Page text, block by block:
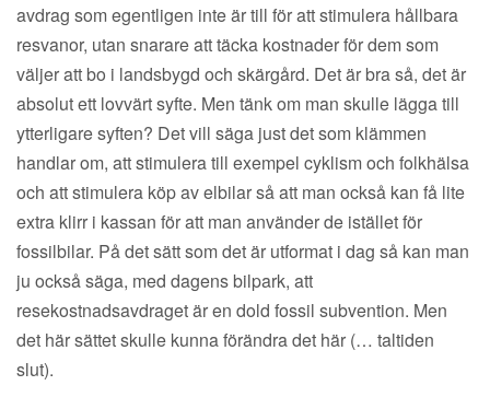
avdrag som egentligen inte är till för att stimulera hållbara
resvanor, utan snarare att täcka kostnader för dem som
väljer att bo i landsbygd och skärgård. Det är bra så, det är
absolut ett lovvärt syfte. Men tänk om man skulle lägga till
ytterligare syften? Det vill säga just det som klämmen
handlar om, att stimulera till exempel cyklism och folkhälsa
och att stimulera köp av elbilar så att man också kan få lite
extra klirr i kassan för att man använder de istället för
fossilbilar. På det sätt som det är utformat i dag så kan man
ju också säga, med dagens bilpark, att
resekostnadsavdraget är en dold fossil subvention. Men
det här sättet skulle kunna förändra det här (… taltiden
slut).